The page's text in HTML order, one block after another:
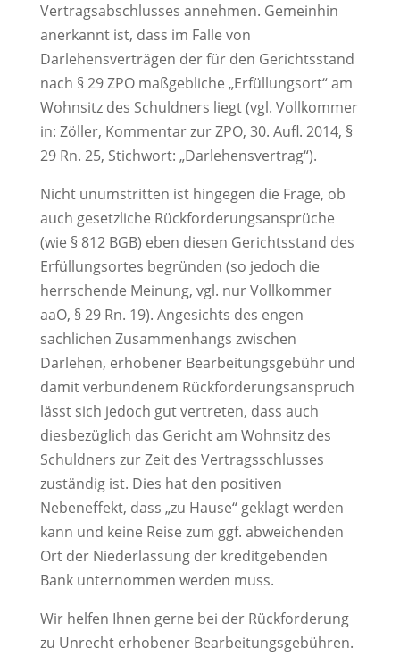
Vertragsabschlusses annehmen. Gemeinhin
anerkannt ist, dass im Falle von
Darlehensverträgen der für den Gerichtsstand
nach § 29 ZPO maßgebliche „Erfüllungsort“ am
Wohnsitz des Schuldners liegt (vgl. Vollkommer
in: Zöller, Kommentar zur ZPO, 30. Aufl. 2014, §
29 Rn. 25, Stichwort: „Darlehensvertrag“).
Nicht unumstritten ist hingegen die Frage, ob
auch gesetzliche Rückforderungsansprüche
(wie § 812 BGB) eben diesen Gerichtsstand des
Erfüllungsortes begründen (so jedoch die
herrschende Meinung, vgl. nur Vollkommer
aaO, § 29 Rn. 19). Angesichts des engen
sachlichen Zusammenhangs zwischen
Darlehen, erhobener Bearbeitungsgebühr und
damit verbundenem Rückforderungsanspruch
lässt sich jedoch gut vertreten, dass auch
diesbezüglich das Gericht am Wohnsitz des
Schuldners zur Zeit des Vertragsschlusses
zuständig ist. Dies hat den positiven
Nebeneffekt, dass „zu Hause“ geklagt werden
kann und keine Reise zum ggf. abweichenden
Ort der Niederlassung der kreditgebenden
Bank unternommen werden muss.
Wir helfen Ihnen gerne bei der Rückforderung
zu Unrecht erhobener Bearbeitungsgebühren.